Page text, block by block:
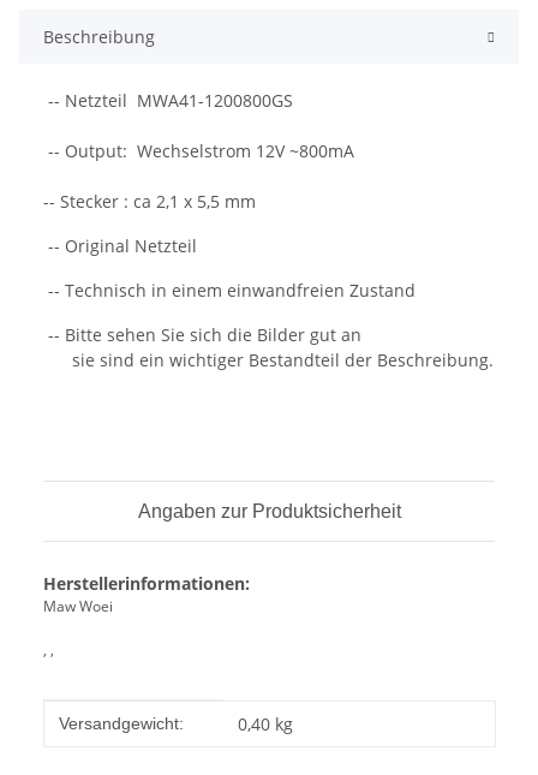
Beschreibung
-- Netzteil MWA41-1200800GS
-- Output: Wechselstrom 12V ~800mA
-- Stecker : ca 2,1 x 5,5 mm
-- Original Netzteil
-- Technisch in einem einwandfreien Zustand
-- Bitte sehen Sie sich die Bilder gut an
sie sind ein wichtiger Bestandteil der Beschreibung.
Angaben zur Produktsicherheit
Herstellerinformationen:
Maw Woei
, ,
Produkteigenschaft
Wert
Versandgewicht: 0,40 kg